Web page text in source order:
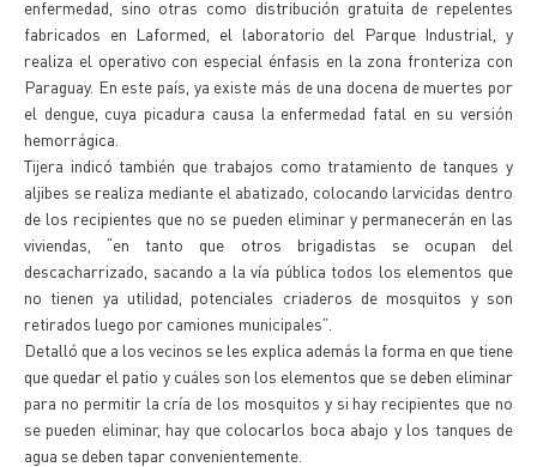
enfermedad, sino otras como distribución gratuita de repelentes
fabricados en Laformed, el laboratorio del Parque Industrial, y
realiza el operativo con especial énfasis en la zona fronteriza con
Paraguay. En este país, ya existe más de una docena de muertes por
el dengue, cuya picadura causa la enfermedad fatal en su versión
hemorrágica.
Tijera indicó también que trabajos como tratamiento de tanques y
aljibes se realiza mediante el abatizado, colocando larvicidas dentro
de los recipientes que no se pueden eliminar y permanecerán en las
viviendas, “en tanto que otros brigadistas se ocupan del
descacharrizado, sacando a la vía pública todos los elementos que
no tienen ya utilidad, potenciales criaderos de mosquitos y son
retirados luego por camiones municipales”.
Detalló que a los vecinos se les explica además la forma en que tiene
que quedar el patio y cuáles son los elementos que se deben eliminar
para no permitir la cría de los mosquitos y si hay recipientes que no
se pueden eliminar, hay que colocarlos boca abajo y los tanques de
agua se deben tapar convenientemente.